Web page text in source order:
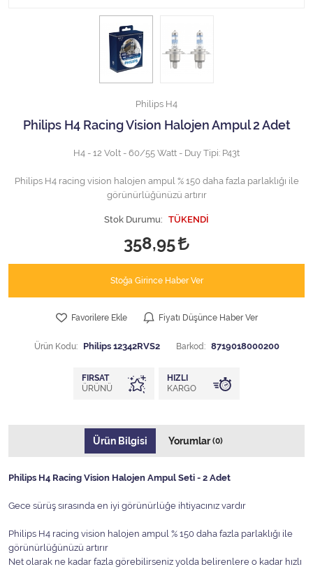
Kamyon Gösterge Ampulü
Philips H4
Philips H4 Racing Vision Halojen Ampul 2 Adet
H4 - 12 Volt - 60/55 Watt - Duy Tipi: P43t
Philips H4 racing vision halojen ampul % 150 daha fazla parlaklığı ile
görünürlüğünüzü artırır
Stok Durumu: TÜKENDİ
358,95
Stoğa Girince Haber Ver
Favorilere Ekle Fiyatı Düşünce Haber Ver
Ürün Kodu: Philips 12342RVS2 Barkod: 8719018000200
FIRSAT
ÜRÜNÜ
HIZLI
KARGO
Ürün Bilgisi Yorumlar(0)
Philips H4 Racing Vision Halojen Ampul Seti - 2 Adet
Gece sürüş sırasında en iyi görünürlüğe ihtiyacınız vardır
Philips H4 racing vision halojen ampul % 150 daha fazla parlaklığı ile
görünürlüğünüzü artırır
Net olarak ne kadar fazla görebilirseniz yolda belirenlere o kadar hızlı